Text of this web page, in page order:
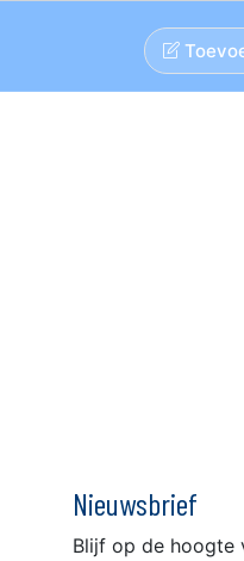
Nieuwsbrief
Blijf op de hoogte